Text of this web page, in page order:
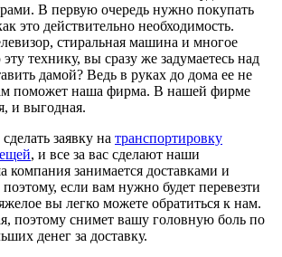
В первую очередь нужно покупать
это действительно необходимость.
стиральная машина и многое
технику, вы сразу же задумаетесь над
дамой? Ведь в руках до дома ее не
поможет наша фирма. В нашей фирме
и выгодная.
заявку на транспортировку
, и все за вас сделают наши
компания занимается доставками и
если вам нужно будет перевезти
вы легко можете обратиться к нам.
поэтому снимет вашу головную боль по
денег за доставку.